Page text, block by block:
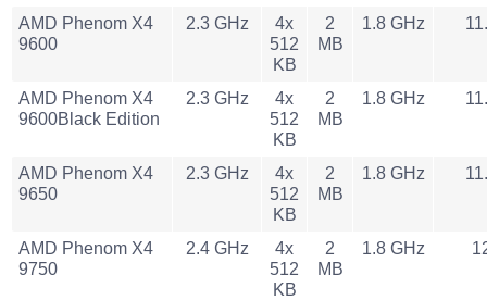
AMD Phenom X4
9600
2.3 GHz
4x
512
KB
2
MB
1.8 GHz
AMD Phenom X4
9600Black Edition
2.3 GHz
4x
512
KB
2
MB
1.8 GHz
AMD Phenom X4
9650
2.3 GHz
4x
512
KB
2
MB
1.8 GHz
AMD Phenom X4
9750
2.4 GHz
4x
512
KB
2
MB
1.8 GHz